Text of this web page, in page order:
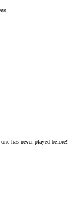
has never played before!